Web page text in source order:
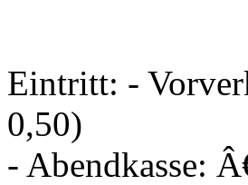
Eintritt: -
0,50)
- Abendkasse: